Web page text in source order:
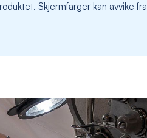
Skjermfarger kan avvike fra